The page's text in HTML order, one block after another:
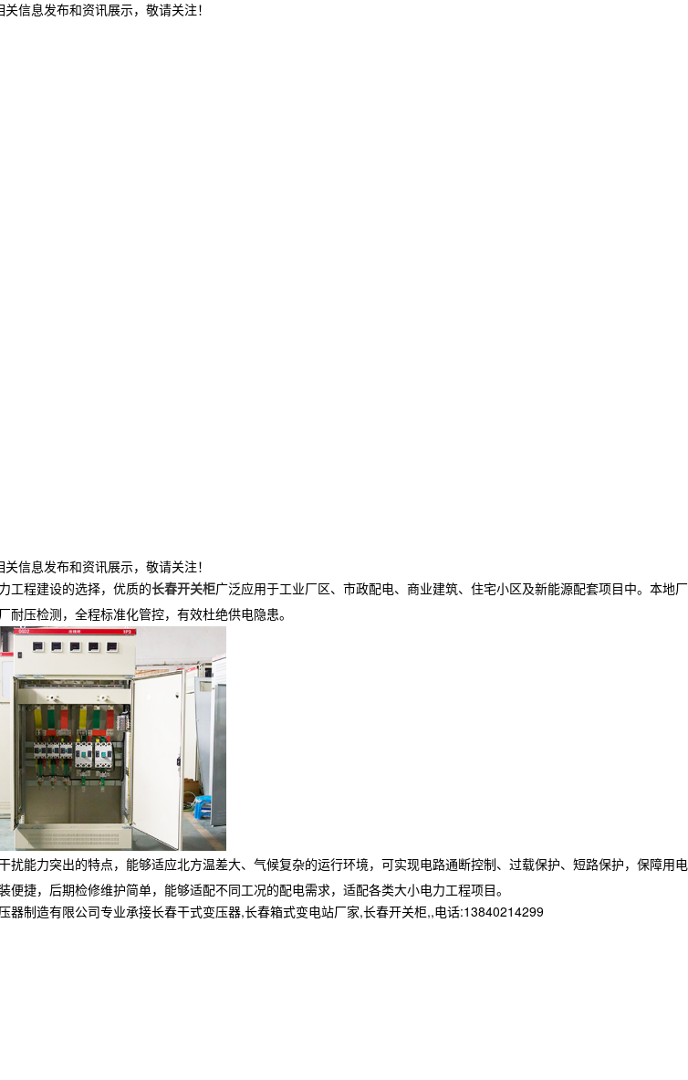
信息发布和资讯展示，敬请关注！
信息发布和资讯展示，敬请关注！
工程建设的选择，优质的长春开关柜广泛应用于工业厂区、市政配电、商业建筑、住宅小区及新能源配套项目中。本地厂
压检测，全程标准化管控，有效杜绝供电隐患。
能力突出的特点，能够适应北方温差大、气候复杂的运行环境，可实现电路通断控制、过载保护、短路保护，保障用电
捷，后期检修维护简单，能够适配不同工况的配电需求，适配各类大小电力工程项目。
制造有限公司专业承接长春干式变压器,长春箱式变电站厂家,长春开关柜,,电话:13840214299